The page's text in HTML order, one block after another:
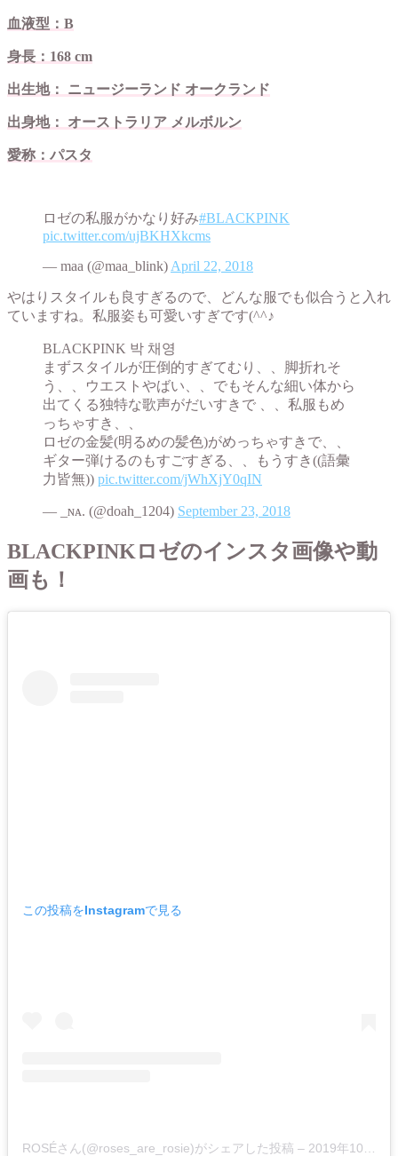
血液型：B
身長：168 cm
出生地： ニュージーランド オークランド
出身地： オーストラリア メルボルン
愛称：パスタ
ロゼの私服がかなり好み#BLACKPINK
pic.twitter.com/ujBKHXkcms
— maa (@maa_blink) April 22, 2018
やはりスタイルも良すぎるので、どんな服でも似合うと入れ
ていますね。私服姿も可愛いすぎです(^^♪
BLACKPINK 박 채영
まずスタイルが圧倒的すぎてむり、、脚折れそ
う、、ウエストやばい、、でもそんな細い体から
出てくる独特な歌声がだいすきで 、、私服もめ
っちゃすき、、
ロゼの金髪(明るめの髪色)がめっちゃすきで、、
ギター弾けるのもすごすぎる、、もうすき((語彙
力皆無)) pic.twitter.com/jWhXjY0qIN
— _ɴᴀ. (@doah_1204) September 23, 2018
BLACKPINKロゼのインスタ画像や動
画も！
この投稿をInstagramで見る
ROSÉさん(@roses_are_rosie)がシェアした投稿 – 2019年10月月12日午後11時52分PDT